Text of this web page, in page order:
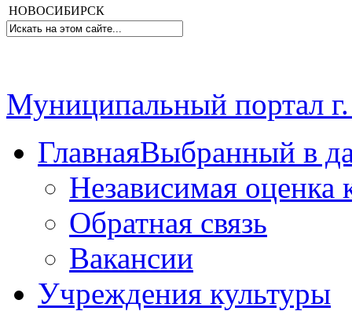
НОВОСИБИРСК
Муниципальный портал
ГлавнаяВыбранный в
Независимая оценка
Обратная связь
Вакансии
Учреждения культуры